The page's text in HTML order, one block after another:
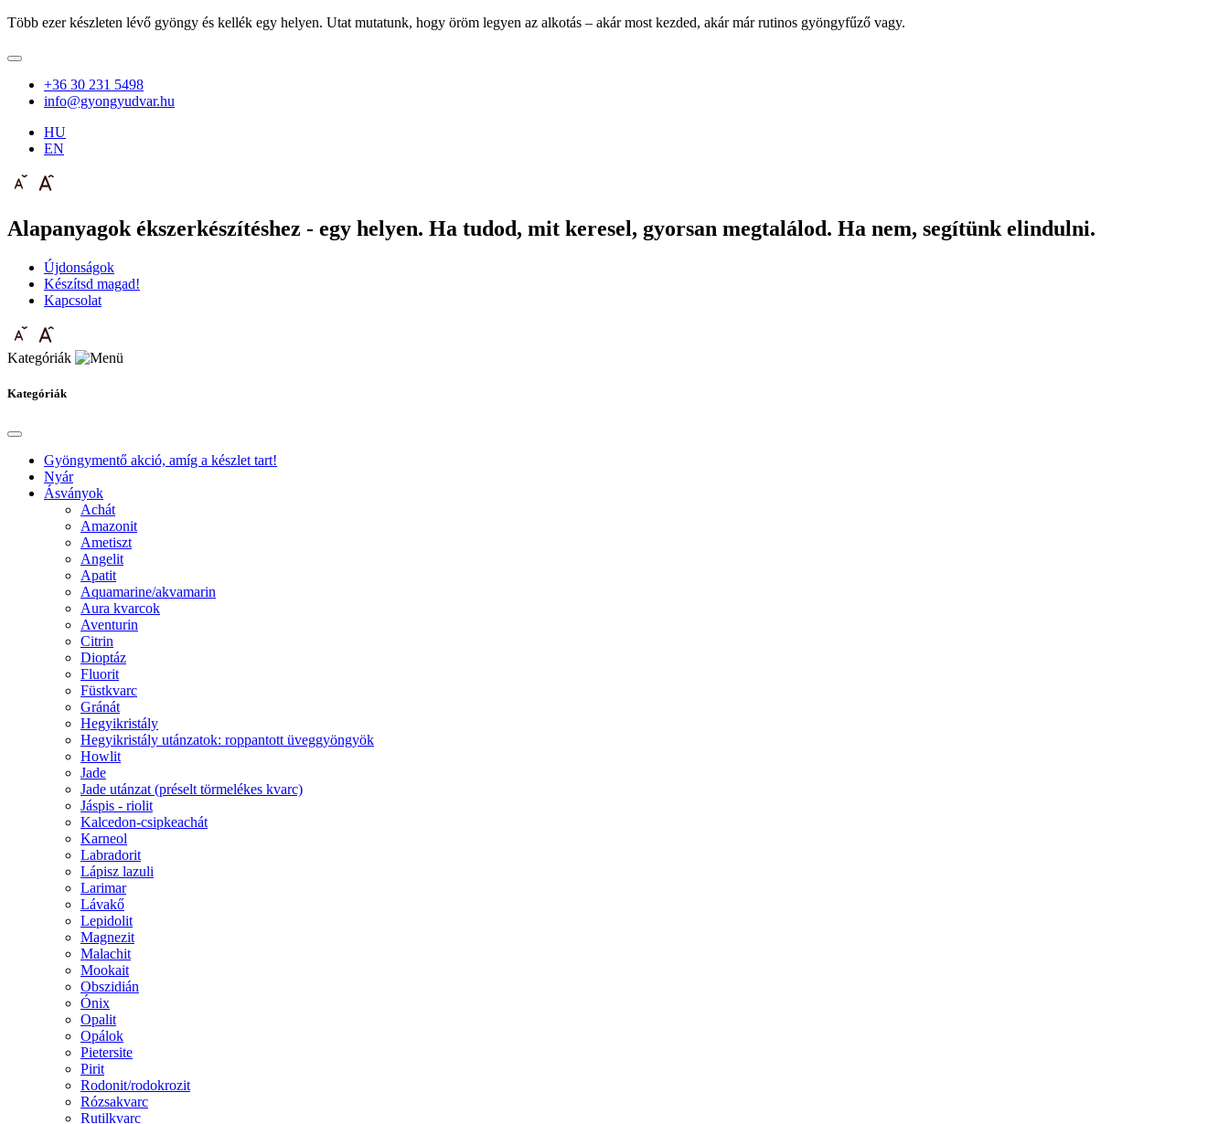
Több ezer készleten lévő gyöngy és kellék egy helyen. Utat mutatunk, hogy öröm legyen az alkotás – akár most kezded, akár már rutinos gyöngyfűző vagy.
+36 30 231 5498
info@gyongyudvar.hu
HU
EN
Alapanyagok ékszerkészítéshez - egy helyen. Ha tudod, mit keresel, gyorsan megtalálod. Ha nem, segítünk elindulni.
Újdonságok
Készítsd magad!
Kapcsolat
Kategóriák
Kategóriák
Gyöngymentő akció, amíg a készlet tart!
Nyár
Ásványok
Achát
Amazonit
Ametiszt
Angelit
Apatit
Aquamarine/akvamarin
Aura kvarcok
Aventurin
Citrin
Dioptáz
Fluorit
Füstkvarc
Gránát
Hegyikristály
Hegyikristály utánzatok: roppantott üveggyöngyök
Howlit
Jade
Jade utánzat (préselt törmelékes kvarc)
Jáspis - riolit
Kalcedon-csipkeachát
Karneol
Labradorit
Lápisz lazuli
Larimar
Lávakő
Lepidolit
Magnezit
Malachit
Mookait
Obszidián
Ónix
Opalit
Opálok
Pietersite
Pirit
Rodonit/rodokrozit
Rózsakvarc
Rutilkvarc